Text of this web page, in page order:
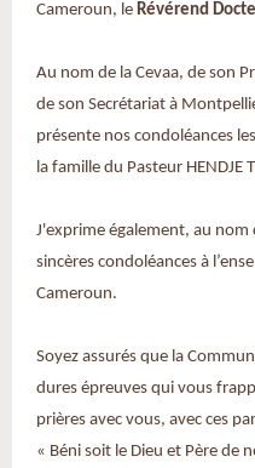
Cameroun, le Révérend
Au nom de la Cevaa, de son
de son Secrétariat à
présente nos condoléances
la famille du Pasteur HENDJE
J'exprime également, au nom
sincères condoléances à
Cameroun.
Soyez assurés que la
dures épreuves qui vous
prières avec vous, avec ces
« Béni soit le Dieu et Père de